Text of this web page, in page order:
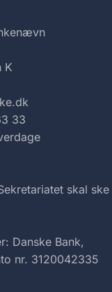
K
33
skal
Danske Bank,
nr. 3120042335